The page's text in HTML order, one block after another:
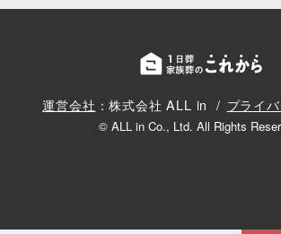
運営会社 ：株式会社 ALL in プライ
© ALL in Co., Ltd. All Rights